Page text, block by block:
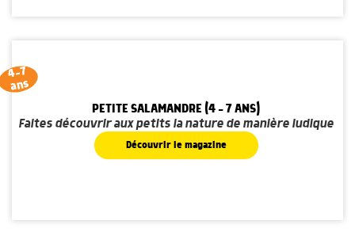
4-7
ans
PETITE SALAMANDRE (4 - 7 ANS)
Faites découvrir aux petits la nature de manière ludique
Découvrir le magazine